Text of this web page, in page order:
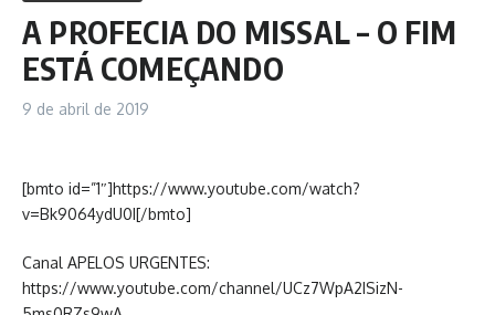
A PROFECIA DO MISSAL – O FIM
ESTÁ COMEÇANDO
9 de abril de 2019
[bmto id=”1″]https://www.youtube.com/watch?
v=Bk9064ydU0I[/bmto]
Canal APELOS URGENTES:
https://www.youtube.com/channel/UCz7WpA2ISizN-